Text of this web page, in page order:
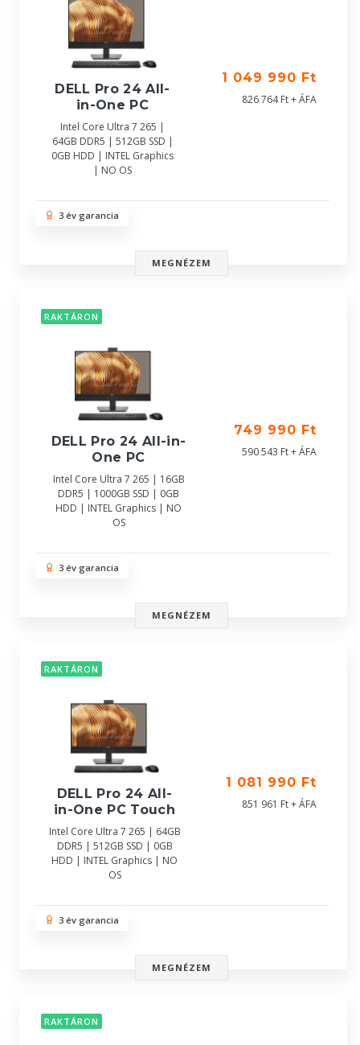
DELL Pro 24 All-
in-One PC
Intel Core Ultra 7 265 |
64GB DDR5 | 512GB SSD |
0GB HDD | INTEL Graphics
| NO OS
1 049 990 Ft
826 764 Ft + ÁFA
3 év garancia
MEGNÉZEM
RAKTÁRON
DELL Pro 24 All-in-
One PC
Intel Core Ultra 7 265 | 16GB
DDR5 | 1000GB SSD | 0GB
HDD | INTEL Graphics | NO
OS
749 990 Ft
590 543 Ft + ÁFA
3 év garancia
MEGNÉZEM
RAKTÁRON
DELL Pro 24 All-
in-One PC Touch
Intel Core Ultra 7 265 | 64GB
DDR5 | 512GB SSD | 0GB
HDD | INTEL Graphics | NO
OS
1 081 990 Ft
851 961 Ft + ÁFA
3 év garancia
MEGNÉZEM
RAKTÁRON